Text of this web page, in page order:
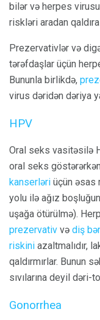
bilər və herpes
riskləri aradan
Prezervativlər və
tərəfdaşlar üçün
Bununla birlikdə,
virus dəridən dəriya
HPV
Oral seks vasitəsilə
oral seks
kanserləri üçün əsas
yolu ilə ağız
uşağa ötürülmə).
prezervativ və diş
riskini azaltmalıdır,
qaldırmırlar. Bunun
sıvılarına deyil dəri-
Gonorrhea